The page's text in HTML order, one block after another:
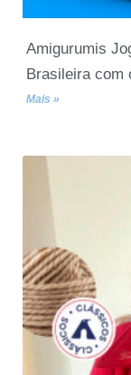
Amigurumis
Brasileira com
Mais »